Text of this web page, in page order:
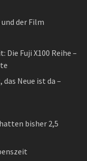
der Film
Fuji X100 Reihe –
das Neue ist da –
bisher 2,5